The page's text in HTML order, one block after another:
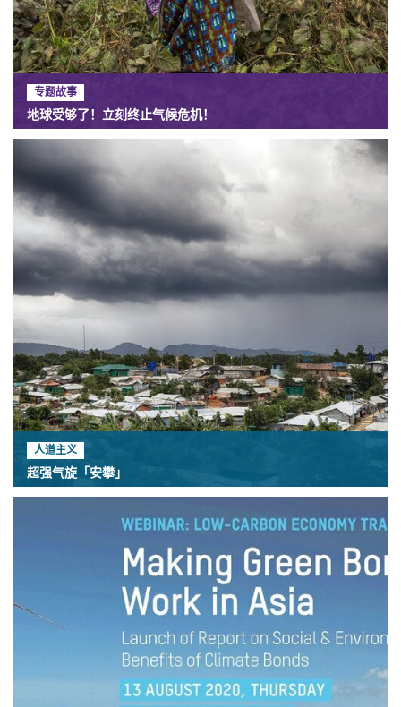
专题故事
地球受够了！立刻终止气候危机！
人道主义
超强气旋「安攀」